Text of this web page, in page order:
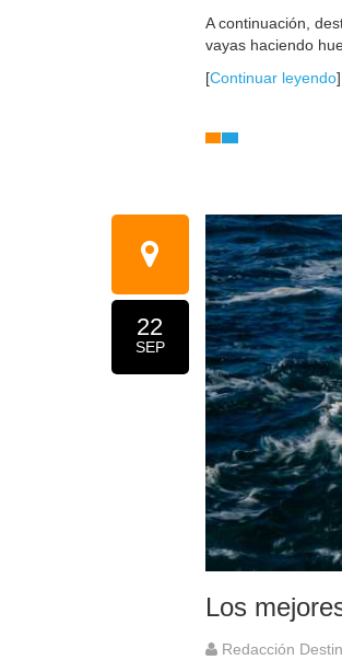
A continuación,
vayas haciendo
[Continuar leyendo]
22
SEP
Los
Redacción